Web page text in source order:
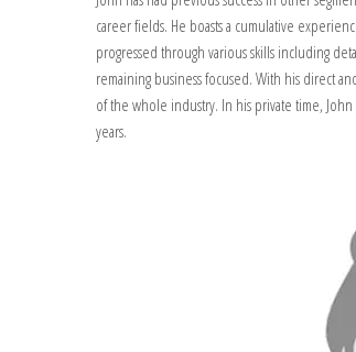
career fields. He boasts a cumulative
progressed through various skills including
remaining business focused. With his direct
of the whole industry. In his private time,
years.